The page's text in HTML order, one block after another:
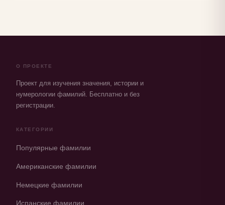
О ПРОЕКТЕ
Проект для изучения значения, истории и
нумерологии фамилий. Бесплатно и без
регистрации.
КАТЕГОРИИ
Популярные фамилии
Американские фамилии
Немецкие фамилии
Испанские фамилии